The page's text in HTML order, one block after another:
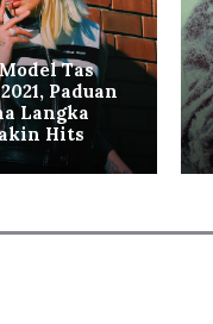
Tas
Paduan
Langka
Hits